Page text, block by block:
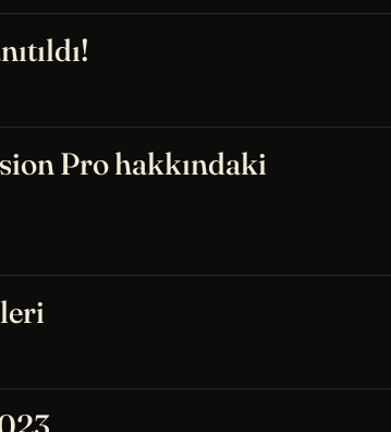
Pro hakkındaki